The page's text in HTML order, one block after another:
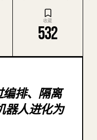
收藏
532
排、隔离
器人进化为